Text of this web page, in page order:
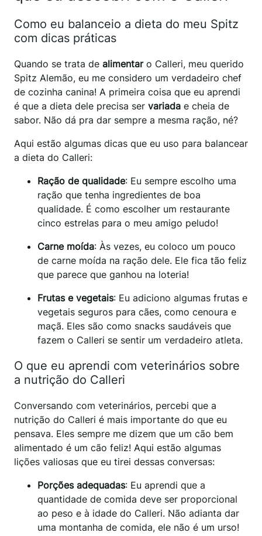
Como eu balanceio a dieta do meu Spitz
com dicas práticas
Quando se trata de alimentaro Calleri, meu querido
Spitz Alemão, eu me considero um verdadeiro chef
de cozinha canina! A primeira coisa que eu aprendi
é que a dieta dele precisa ser variada e cheia de
sabor. Não dá pra dar sempre a mesma ração, né?
Aqui estão algumas dicas que eu uso para balancear
a dieta do Calleri:
Ração de qualidade: Eu sempre escolho uma
ração que tenha ingredientes de boa
qualidade. É como escolher um restaurante
cinco estrelas para o meu amigo peludo!
Carne moída: Às vezes, eu coloco um pouco
de carne moída na ração dele. Ele fica tão feliz
que parece que ganhou na loteria!
Frutas e vegetais: Eu adiciono algumas frutas e
vegetais seguros para cães, como cenoura e
maçã. Eles são como snacks saudáveis que
fazem o Calleri se sentir um verdadeiro atleta.
O que eu aprendi com veterinários sobre
a nutrição do Calleri
Conversando com veterinários, percebi que a
nutrição do Calleri é mais importante do que eu
pensava. Eles sempre me dizem que um cão bem
alimentado é um cão feliz! Aqui estão algumas
lições valiosas que eu tirei dessas conversas:
Porções adequadas: Eu aprendi que a
quantidade de comida deve ser proporcional
ao peso e à idade do Calleri. Não adianta dar
uma montanha de comida, ele não é um urso!